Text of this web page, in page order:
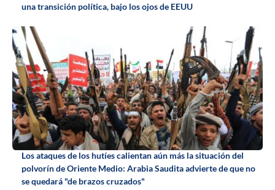
una transición política, bajo los ojos de EEUU
Los ataques de los hutíes calientan aún más la situación del
polvorín de Oriente Medio: Arabia Saudita advierte de que no
se quedará "de brazos cruzados"